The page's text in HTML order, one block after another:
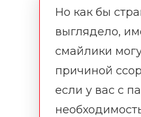
Но как бы
выглядело,
смайлики
причиной
если у вас с